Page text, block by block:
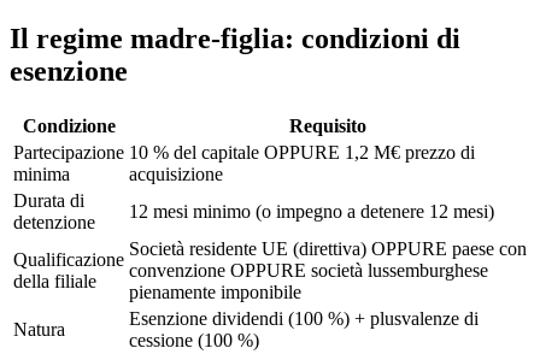
Il regime madre-figlia: condizioni di
esenzione
Condizione
Requisito
Partecipazione
minima
10 % del capitale OPPURE 1,2 M€ prezzo di
acquisizione
Durata di
detenzione
12 mesi minimo (o impegno a detenere 12 mesi)
Qualificazione
della filiale
Società residente UE (direttiva) OPPURE paese con
convenzione OPPURE società lussemburghese
pienamente imponibile
Natura
Esenzione dividendi (100 %) + plusvalenze di
cessione (100 %)